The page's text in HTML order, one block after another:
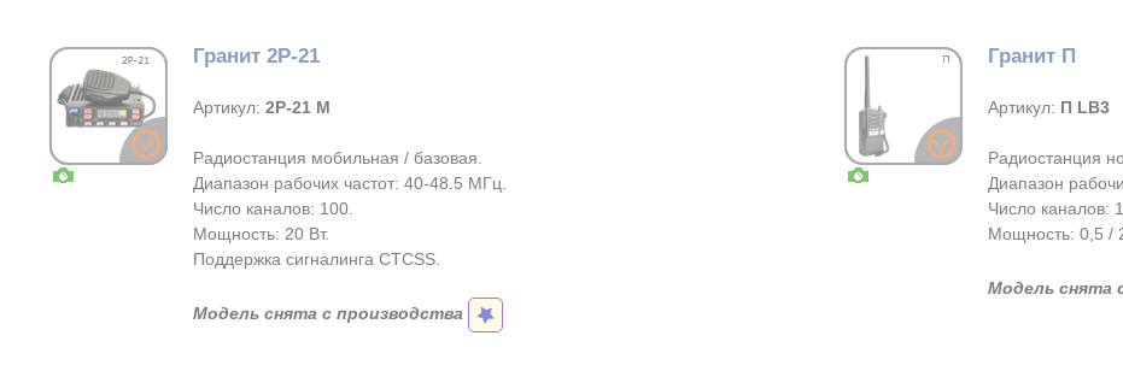
Гранит 2Р-21
Артикул:2Р-21 M
Радиостанция мобильная / базовая.
Диапазон рабочих частот: 40-48.5 МГц.
Число каналов: 100.
Мощность: 20 Вт.
Поддержка сигналинга CTCSS.
Модель снята с производства
Гранит П
Артикул: П LB3
Радиостанция
Диапазон
Число каналов:
Мощность: 0,5 /
Модель снята